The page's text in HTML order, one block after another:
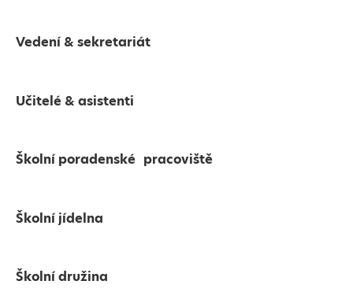
Vedení & sekretariát
Učitelé & asistenti
Školní poradenské pracoviště
Školní jídelna
Školní družina